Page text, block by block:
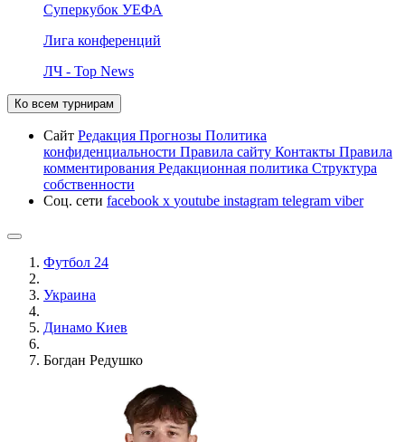
Суперкубок УЕФА
Лига конференций
ЛЧ - Top News
Ко всем турнирам
Сайт Редакция Прогнозы Политика
конфиденциальности Правила сайту Контакты Правила
комментирования Редакционная политика Структура
собственности
Соц. сети facebook x youtube instagram telegram viber
Футбол 24
Украина
Динамо Киев
Богдан Редушко